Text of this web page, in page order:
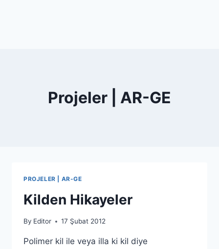
Projeler | AR-GE
PROJELER | AR-GE
Kilden Hikayeler
By Editor 17 Şubat 2012
Polimer kil ile veya illa ki kil diye